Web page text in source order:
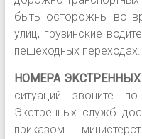
быть осторожны во
улиц, грузинские
пешеходных переходах.
НОМЕРА
ситуаций звоните
Экстренных служб
приказом